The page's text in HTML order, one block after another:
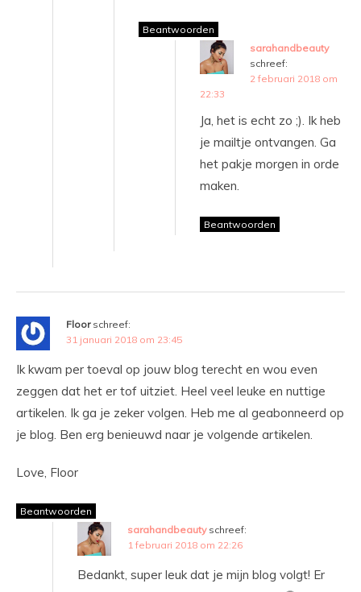
Beantwoorden
sarahandbeauty
schreef:
2 februari 2018 om
22:33
Ja, het is echt zo ;). Ik heb
je mailtje ontvangen. Ga
het pakje morgen in orde
maken.
Beantwoorden
Floor schreef:
31 januari 2018 om 23:45
Ik kwam per toeval op jouw blog terecht en wou even
zeggen dat het er tof uitziet. Heel veel leuke en nuttige
artikelen. Ik ga je zeker volgen. Heb me al geabonneerd op
je blog. Ben erg benieuwd naar je volgende artikelen.
Love, Floor
Beantwoorden
sarahandbeauty schreef:
1 februari 2018 om 22:26
Bedankt, super leuk dat je mijn blog volgt! Er